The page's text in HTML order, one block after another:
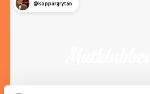
@koppargrytan